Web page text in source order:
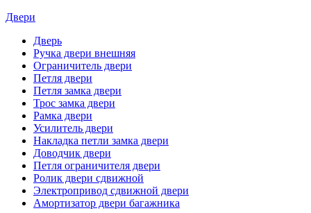
Двери
Дверь
Ручка двери внешняя
Ограничитель двери
Петля двери
Петля замка двери
Трос замка двери
Рамка двери
Усилитель двери
Накладка петли замка двери
Доводчик двери
Петля ограничителя двери
Ролик двери сдвижной
Электропривод сдвижной двери
Амортизатор двери багажника